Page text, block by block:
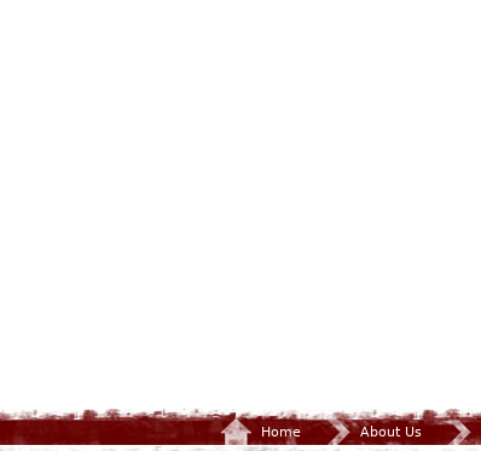
Home About Us